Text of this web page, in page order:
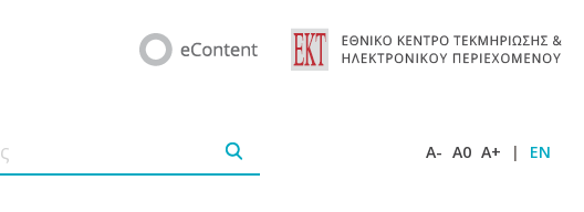
A- A0 A+ | EN